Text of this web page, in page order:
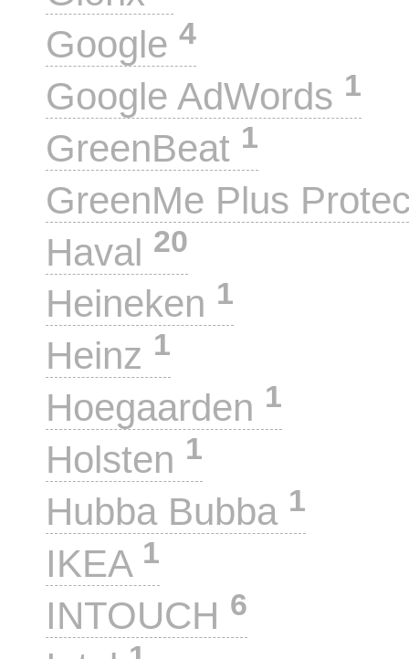
Google 4
Google AdWords 1
GreenBeat 1
GreenMe Plus
Haval 20
Heineken 1
Heinz 1
Hoegaarden 1
Holsten 1
Hubba Bubba 1
IKEA 1
INTOUCH 6